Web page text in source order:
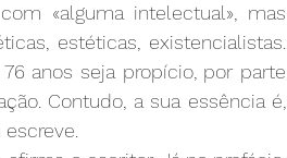
«alguma intelectual», mas
estéticas, existencialistas.
anos seja propício, por parte
Contudo, a sua essência é,